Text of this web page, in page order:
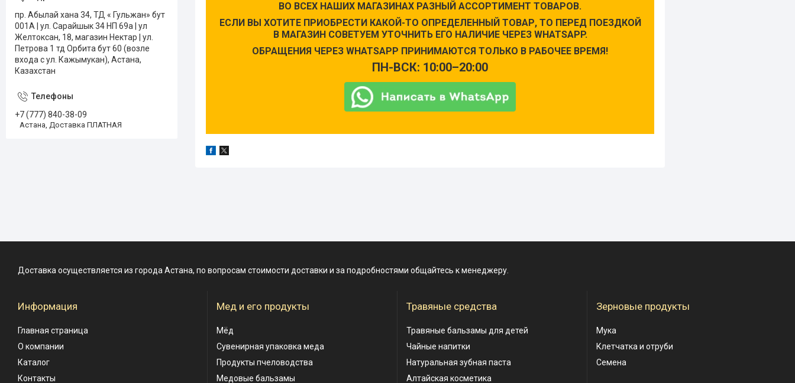
ВО ВСЕХ НАШИХ МАГАЗИНАХ РАЗНЫЙ АССОРТИМЕНТ ТОВАРОВ.
ЕСЛИ ВЫ ХОТИТЕ ПРИОБРЕСТИ КАКОЙ-ТО ОПРЕДЕЛЕННЫЙ ТОВАР, ТО ПЕРЕД ПОЕЗДКОЙ
В МАГАЗИН СОВЕТУЕМ УТОЧНИТЬ ЕГО НАЛИЧИЕ ЧЕРЕЗ WHATSAPP.
ОБРАЩЕНИЯ ЧЕРЕЗ WHATSAPP ПРИНИМАЮТСЯ ТОЛЬКО В РАБОЧЕЕ ВРЕМЯ!
ПН-ВСК: 10:00–20:00
пр. Абылай хана 34, ТД « Гульжан» бут
001А | ул. Сарайшык 34 НП 69а | ул
Желтоксан, 18, магазин Нектар | ул.
Петрова 1 тд Орбита бут 60 (возле
входа с ул. Кажымукан), Астана,
Казахстан
+7 (777) 840-38-09
Астана, Доставка ПЛАТНАЯ
Доставка осуществляется из города Астана, по вопросам стоимости доставки и за подробностями общайтесь к менеджеру.
Информация
Главная страница
О компании
Каталог
Контакты
Мед и его продукты
Мёд
Сувенирная упаковка меда
Продукты пчеловодства
Медовые бальзамы
Травяные средства
Травяные бальзамы для детей
Чайные напитки
Натуральная зубная паста
Алтайская косметика
Зерновые продукты
Мука
Клетчатка и отруби
Семена